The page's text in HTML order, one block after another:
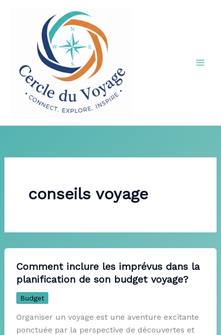
conseils voyage
Comment inclure les imprévus dans la
planification de son budget voyage?
Budget
Organiser un voyage est une aventure excitante
ponctuée par la perspective de découvertes et